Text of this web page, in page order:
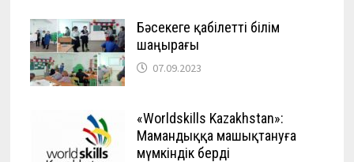
Бәсекеге қабілетті білім
шаңырағы
07.09.2023
«Worldskills Kazakhstan»:
Мамандыққа машықтануға
мүмкіндік берді